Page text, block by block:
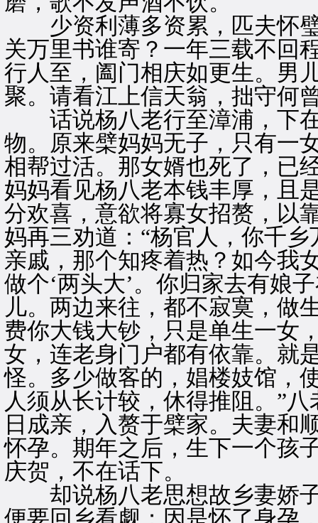
少资利薄多资累，匹夫怀璧
关万里书谁寄？一年三载不回
行人至，阖门相庆如更生。男
聚。请看江上信天翁，拙守何
话说杨八老行至漳浦，下在
物。原来檗妈妈无子，只有一
相帮过活。那女婿也死了，已
妈妈看见杨八老本钱丰厚，且
分欢喜，意欲将寡女招赘，以
妈再三劝道：“杨官人，你千
亲戚，那个知疼着热？如今我
做个‘两头大’。你归家去有娘
儿。两边来往，都不寂寞，做
费你大钱大钞，只是单生一女
女，连老身门户都有依靠。就
怪。多少做客的，娼楼妓馆，
人须从长计较，休得推阻。”
日成亲，入赘于檗家。夫妻和
怀孕。期年之后，生下一个孩
庆贺，不在话下。
却说杨八老思想故乡妻娇子